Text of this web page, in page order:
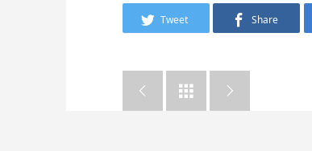
Tweet Share
  